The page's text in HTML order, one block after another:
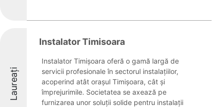
Laureați
Instalator Timisoara
Instalator Timișoara oferă o gamă largă de
servicii profesionale în sectorul instalațiilor,
acoperind atât orașul Timișoara, cât și
împrejurimile. Societatea se axează pe
furnizarea unor soluții solide pentru instalații